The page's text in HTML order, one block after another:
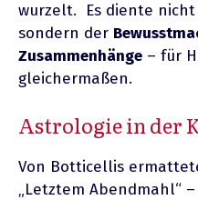
wurzelt. Es diente
sondern der
Zusammenhänge – für
gleichermaßen.
Astrologie in der
Von Botticellis
„Letztem Abendmahl“